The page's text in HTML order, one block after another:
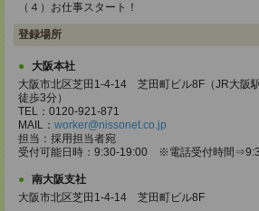
（４）お仕事スタート！
登録場所
大阪本社
大阪市北区芝田1-4-14 芝田町ビル8F（JR大阪
徒歩3分）
TEL：0120-921-871
MAIL： worker@nissonet.co.jp
担当：採用担当者宛
受付可能日時：9:30-19:00 ※電話受付時間
南大阪支社
大阪市北区芝田1-4-14 芝田町ビル8F